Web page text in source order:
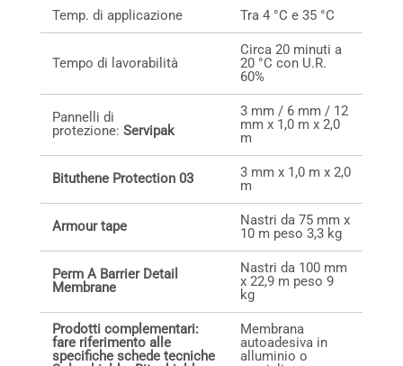
Temp. di applicazione Tra 4 °C e 35 °C
Tempo di lavorabilità
Circa 20 minuti a
20 °C con U.R.
60%
Pannelli di
protezione: Servipak
3 mm / 6 mm / 12
mm x 1,0 m x 2,0
m
Bituthene Protection 03
3 mm x 1,0 m x 2,0
m
Armour tape
Nastri da 75 mm x
10 m peso 3,3 kg
Perm A Barrier Detail
Membrane
Nastri da 100 mm
x 22,9 m peso 9
kg
Prodotti complementari:
fare riferimento alle
specifiche schede tecniche
Membrana
autoadesiva in
alluminio o